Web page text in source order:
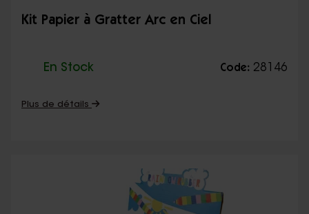
Kit Papier à Gratter Arc en Ciel
En Stock Code: 28146
Plus de détails